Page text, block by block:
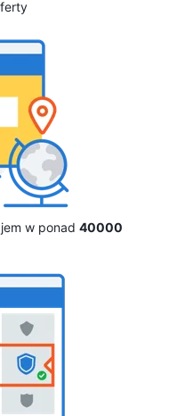
w ponad 40000